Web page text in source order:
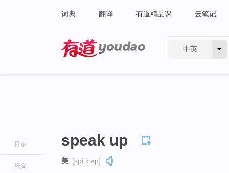
词典 翻译 有道精品课 云笔记
中英
目录
释义
speak up
美 [spiːk ʌp]